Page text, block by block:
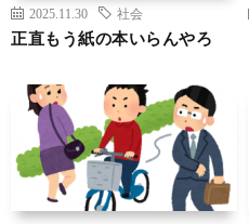
2025.11.30 社会
正直もう紙の本いらんやろ